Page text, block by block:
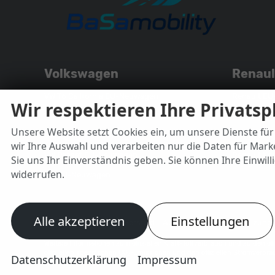
Volkswagen
VW T6 Multivan EU-Neuwagen
VW Tiguan EU-Neuwagen
VW Passat EU-Neuwagen
VW EU-Neuwagen
Renault
Renault
Renault
Autovermietung Bad Hersfeld Autovermietung Bad
www.dat.de.
Wir respektieren Ihre
Unsere Website setzt Cookies ein, um unsere Dienste
wir Ihre Auswahl und verarbeiten nur die Daten für
Sie uns Ihr Einverständnis geben. Sie können Ihre
widerrufen.
Alle akzeptieren Einstellungen
Datenschutzerklärung Impressum